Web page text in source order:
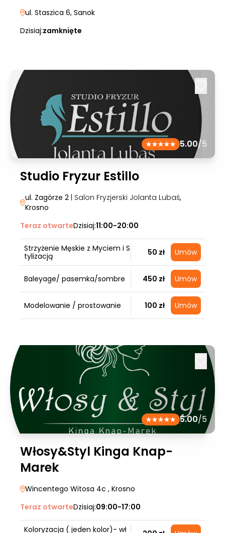
ul. Staszica 6, Sanok
Dzisiaj:zamknięte
5.00/5
Studio Fryzur Estillo
ul. Zagórze 2| Salon Fryzjerski Jolanta Lubaś,
Krosno
Teraz otwarteDzisiaj:11:00-20:00
Strzyżenie Męskie z Myciem i S
tylizacją
50 zł Umów
Baleyage/ pasemka/sombre 450 zł Umów
Modelowanie / prostowanie 100 zł Umów
5.00/5
Włosy&Styl Kinga Knap-
Marek
Wincentego Witosa 4c , Krosno
Teraz otwarteDzisiaj:09:00-17:00
Koloryzacja ( jeden kolor)- wł